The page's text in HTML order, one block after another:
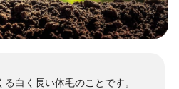
白く長い体毛のことです。